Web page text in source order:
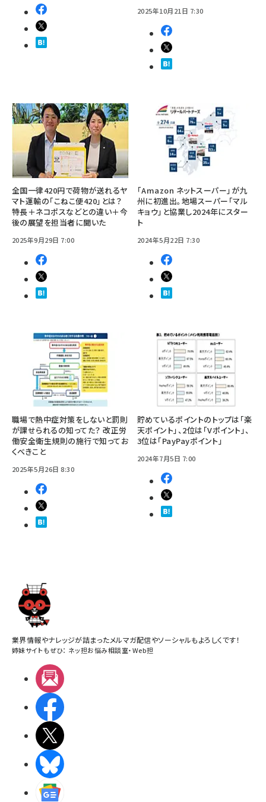
2025年10月21日 7:30
全国一律420円で荷物が送れるヤ
マト運輸の「こねこ便420」とは？
特長＋ネコポスなどとの違い＋今
後の展望を担当者に聞いた
2025年9月29日 7:00
「Amazon ネットスーパー」が九
州に初進出。地場スーパー「マル
キョウ」と協業し2024年にスター
ト
2024年5月22日 7:30
職場で熱中症対策をしないと罰則
が課せられるの知ってた？ 改正労
働安全衛生規則の施行で知ってお
くべきこと
2025年5月26日 8:30
貯めているポイントのトップは「楽
天ポイント」、2位は「Vポイント」、
3位は「PayPayポイント」
2024年7月5日 7:00
業界情報やナレッジが詰まったメルマガ配信やソーシャルもよろしくです！
姉妹サイトもぜひ： ネッ担お悩み相談室・Web担